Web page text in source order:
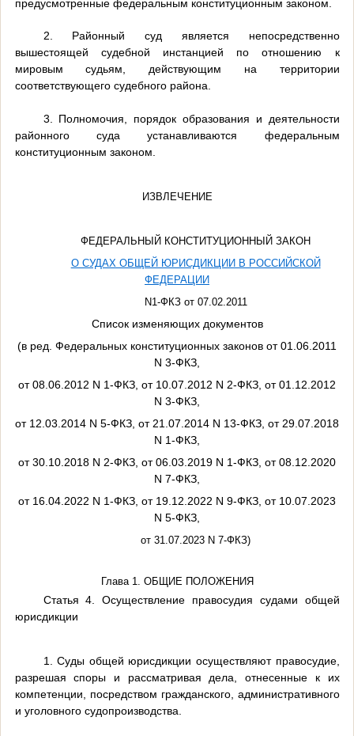
предусмотренные федеральным конституционным законом.
2. Районный суд является непосредственно
вышестоящей судебной инстанцией по отношению к
мировым судьям, действующим на территории
соответствующего судебного района.
3. Полномочия, порядок образования и деятельности
районного суда устанавливаются федеральным
конституционным законом.
ИЗВЛЕЧЕНИЕ
ФЕДЕРАЛЬНЫЙ КОНСТИТУЦИОННЫЙ ЗАКОН
О СУДАХ ОБЩЕЙ ЮРИСДИКЦИИ В РОССИЙСКОЙ
ФЕДЕРАЦИИ
N1-ФКЗ от 07.02.2011
Список изменяющих документов
(в ред. Федеральных конституционных законов от 01.06.2011
N 3-ФКЗ,
от 08.06.2012 N 1-ФКЗ, от 10.07.2012 N 2-ФКЗ, от 01.12.2012
N 3-ФКЗ,
от 12.03.2014 N 5-ФКЗ, от 21.07.2014 N 13-ФКЗ, от 29.07.2018
N 1-ФКЗ,
от 30.10.2018 N 2-ФКЗ, от 06.03.2019 N 1-ФКЗ, от 08.12.2020
N 7-ФКЗ,
от 16.04.2022 N 1-ФКЗ, от 19.12.2022 N 9-ФКЗ, от 10.07.2023
N 5-ФКЗ,
от 31.07.2023 N 7-ФКЗ)
Глава 1. ОБЩИЕ ПОЛОЖЕНИЯ
Статья 4. Осуществление правосудия судами общей
юрисдикции
1. Суды общей юрисдикции осуществляют правосудие,
разрешая споры и рассматривая дела, отнесенные к их
компетенции, посредством гражданского, административного
и уголовного судопроизводства.